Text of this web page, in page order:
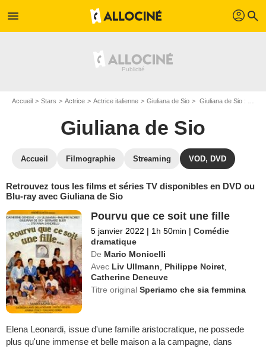
menu profil search
Accueil Stars Actrice Actrice italienne Giuliana de Sio Giuliana de Sio : ses Blu-Ray, DVD, VOD, SVOD
Giuliana de Sio
Accueil Filmographie Streaming VOD, DVD
Retrouvez tous les films et séries TV disponibles en DVD ou
Blu-ray avec Giuliana de Sio
Pourvu que ce soit une fille
5 janvier 2022 | 1h 50min | Comédie
dramatique
De Mario Monicelli
Avec Liv Ullmann Philippe Noiret
Catherine Deneuve
Titre originalSperiamo che sia femmina
Elena Leonardi, issue d'une famille aristocratique, ne possede
plus qu'une immense et belle maison a la campagne, dans